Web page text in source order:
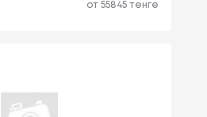
от 55845 тенге